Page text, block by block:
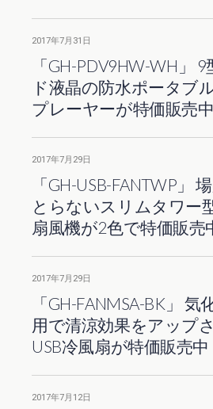
2017年7月31日
「GH-PDV9HW-WH」 9
ド液晶の防水ポータブ
プレーヤーが特価販売中
2017年7月29日
「GH-USB-FANTWP」
とらないスリムタワー
扇風機が2色で特価販売
2017年7月29日
「GH-FANMSA-BK」 気
用で清涼効果をアップ
USB冷風扇が特価販売中
2017年7月12日